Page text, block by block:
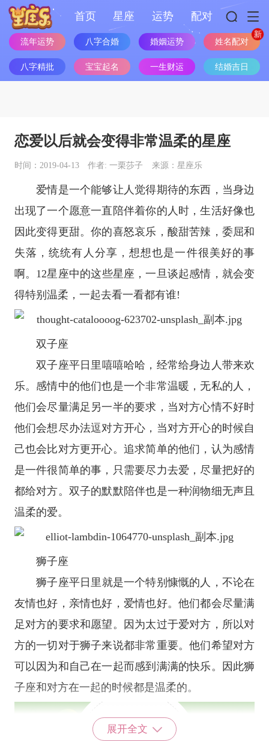
首页 星座 运势 配对
流年运势 八字合婚 婚姻运势 姓名配对
八字精批 宝宝起名 一生财运 结婚吉日
恋爱以后就会变得非常温柔的星座
时间：2019-04-13 作者: 一栗莎子 来源：星座乐
爱情是一个能够让人觉得期待的东西，当身边
出现了一个愿意一直陪伴着你的人时，生活好像也
因此变得更甜。你的喜怒哀乐，酸甜苦辣，委屈和
失落，统统有人分享，想想也是一件很美好的事
啊。 12星座中的这些星座 ，一旦谈起感情，就会变
得特别温柔，一起去看一看都有谁!
双子座
双子座平日里嘻嘻哈哈，经常给身边人带来欢
乐。感情中的他们也是一个非常温暖，无私的人，
他们会尽量满足另一半的要求，当对方心情不好时
他们会想尽办法逗对方开心，当对方开心的时候自
己也会比对方更开心。追求简单的他们，认为感情
是一件很简单的事，只需要尽力去爱，尽量把好的
都给对方。双子的默默陪伴也是一种润物细无声且
温柔的爱。
狮子座
狮子座平日里就是一个特别慷慨的人，不论在
友情也好，亲情也好，爱情也好。他们都会尽量满
足对方的要求和愿望。因为太过于爱对方，所以对
方的一切对于狮子来说都非常重要。他们希望对方
可以因为和自己在一起而感到满满的快乐。因此狮
子座和对方在一起的时候都是温柔的。
展开全文